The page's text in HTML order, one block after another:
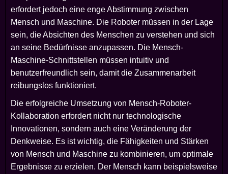
erfordert jedoch eine enge Abstimmung zwischen
Mensch und Maschine. Die Roboter müssen in der Lage
sein, die Absichten des Menschen zu verstehen und sich
an seine Bedürfnisse anzupassen. Die Mensch-
Maschine-Schnittstellen müssen intuitiv und
benutzerfreundlich sein, damit die Zusammenarbeit
reibungslos funktioniert.
Die erfolgreiche Umsetzung von Mensch-Roboter-
Kollaboration erfordert nicht nur technologische
Innovationen, sondern auch eine Veränderung der
Denkweise. Es ist wichtig, die Fähigkeiten und Stärken
von Mensch und Maschine zu kombinieren, um optimale
Ergebnisse zu erzielen. Der Mensch kann beispielsweise